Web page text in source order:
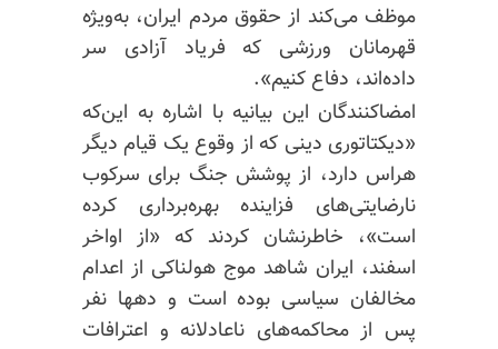
موظف می‌کند از حقوق مردم ایران، به‌ویژه
قهرمانان ورزشی که فریاد آزادی سر
داده‌اند، دفاع کنیم».
امضاکنندگان این بیانیه با اشاره به این‌که
«دیکتاتوری دینی که از وقوع یک قیام دیگر
هراس دارد، از پوشش جنگ برای سرکوب
نارضایتی‌های فزاینده بهره‌برداری کرده
است»، خاطرنشان کردند که «از اواخر
اسفند، ایران شاهد موج هولناکی از اعدام
مخالفان سیاسی بوده است و دهها نفر
پس از محاکمه‌های ناعادلانه و اعترافات